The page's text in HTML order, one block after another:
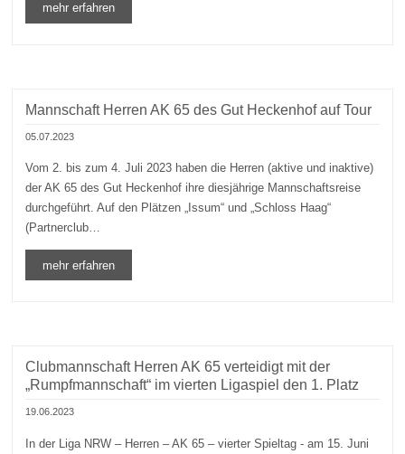
mehr erfahren
Mannschaft Herren AK 65 des Gut Heckenhof auf Tour
05.07.2023
Vom 2. bis zum 4. Juli 2023 haben die Herren (aktive und inaktive)
der AK 65 des Gut Heckenhof ihre diesjährige Mannschaftsreise
durchgeführt. Auf den Plätzen „Issum“ und „Schloss Haag“
(Partnerclub…
mehr erfahren
Clubmannschaft Herren AK 65 verteidigt mit der
„Rumpfmannschaft“ im vierten Ligaspiel den 1. Platz
19.06.2023
In der Liga NRW – Herren – AK 65 – vierter Spieltag - am 15. Juni